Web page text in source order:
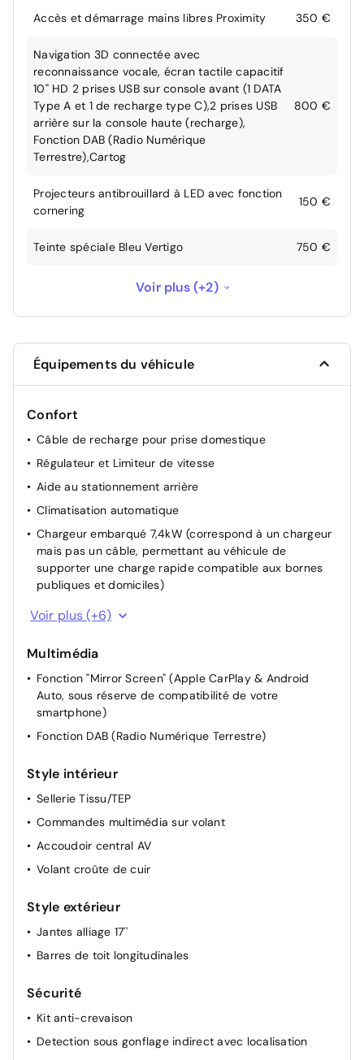
Accès et démarrage mains libres Proximity 350 €
Navigation 3D connectée avec
reconnaissance vocale, écran tactile capacitif
10" HD 2 prises USB sur console avant (1 DATA
Type A et 1 de recharge type C),2 prises USB
arrière sur la console haute (recharge),
Fonction DAB (Radio Numérique
Terrestre),Cartog
800 €
Projecteurs antibrouillard à LED avec fonction
cornering
150 €
Teinte spéciale Bleu Vertigo 750 €
Une seule clé disponible
Visio Park 1: Caméra de recul avec restitution
de dessus de l'environnement AR du véhicule
+ Aide graphique et sonore au stationnement
AR
Voir plus (+2)
Équipements du véhicule
Confort
Câble de recharge pour prise domestique
Régulateur et Limiteur de vitesse
Aide au stationnement arrière
Climatisation automatique
Chargeur embarqué 7,4kW (correspond à un chargeur
mais pas un câble, permettant au véhicule de
supporter une charge rapide compatible aux bornes
publiques et domiciles)
Driver Sport Pack : Mode Sport avec sonorité du
moteur amplifiée et plus sportive, pédale
sportive, et traitement numérique du son moteur à
travers les haut-parleur
Rétroviseurs extérieurs rabattables électriquement
Siège passager réglable en hauteur
Siège conducteur avec réglage manuel en hauteur
Miroir de courtoisie occultable sans éclairage
Rétroviseur intérieur Jour / Nuit Electrochrome
Voir plus (+6)
Multimédia
Fonction "Mirror Screen" (Apple CarPlay & Android
Auto, sous réserve de compatibilité de votre
smartphone)
Fonction DAB (Radio Numérique Terrestre)
Style intérieur
Sellerie Tissu/TEP
Commandes multimédia sur volant
Accoudoir central AV
Volant croûte de cuir
Style extérieur
Jantes alliage 17''
Barres de toit longitudinales
Sécurité
Kit anti-crevaison
Detection sous gonflage indirect avec localisation